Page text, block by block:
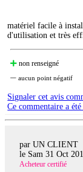
matériel facile à
d'utilisation et très
non renseigné
aucun point négatif
Signaler cet avis
Ce commentaire a
par UN CLIENT
le Sam 31 Oct
Acheteur certifié